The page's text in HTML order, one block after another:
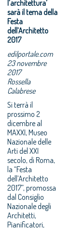
l’architettura’
sarà il tema della
Festa
dell’Architetto
2017
edilportale.com
23 novembre
2017
Rossella
Calabrese
Si terrà il
prossimo 2
dicembre al
MAXXI, Museo
Nazionale delle
Arti del XXI
secolo, di Roma,
la “Festa
dell’Architetto
2017”, promossa
dal Consiglio
Nazionale degli
Architetti,
Pianificatori,